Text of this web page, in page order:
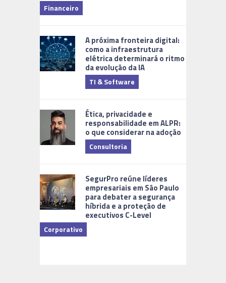
Financeiro
A próxima fronteira digital:
como a infraestrutura
elétrica determinará o ritmo
da evolução da IA
TI & Software
Ética, privacidade e
responsabilidade em ALPR:
o que considerar na adoção
Consultoria
SegurPro reúne líderes
empresariais em São Paulo
para debater a segurança
híbrida e a proteção de
executivos C-Level
Corporativo